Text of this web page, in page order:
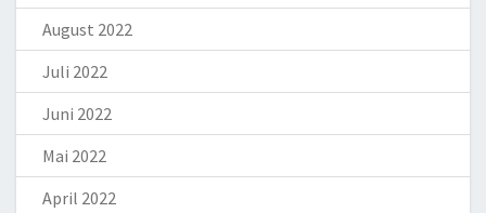
August 2022
Juli 2022
Juni 2022
Mai 2022
April 2022